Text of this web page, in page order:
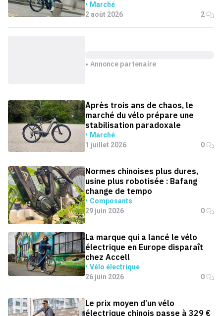
Marché
2 août 2026
2
Annonce partenaire
Après trois ans de chaos, le
marché du vélo prépare une
stabilisation paradoxale
Marché
1 juillet 2026
0
Normes chinoises plus dures,
usine plus robotisée : Bafang
change de tempo
Composants
29 juin 2026
0
La marque qui a lancé le vélo
électrique en Europe disparaît
chez Accell
Vélo électrique
26 juin 2026
0
Le prix moyen d’un vélo
électrique chinois passe à 329 €